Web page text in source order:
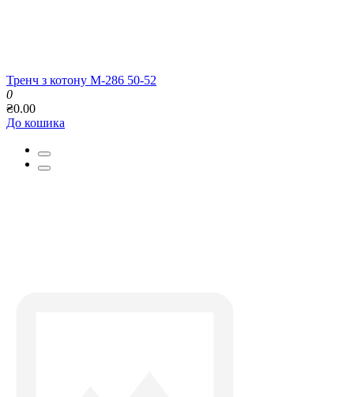
Тренч з котону М-286 50-52
0
₴0.00
До кошика